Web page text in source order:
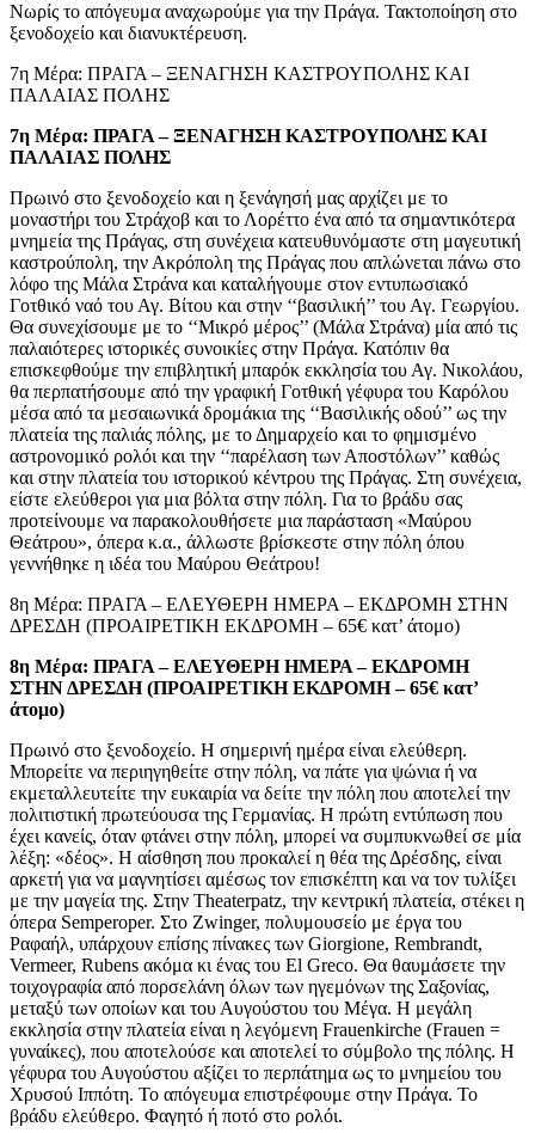
Νωρίς το απόγευμα αναχωρούμε για την Πράγα. Τακτοποίηση στο
ξενοδοχείο και διανυκτέρευση.
7η Μέρα: ΠΡΑΓΑ – ΞΕΝΑΓΗΣΗ ΚΑΣΤΡΟΥΠΟΛΗΣ ΚΑΙ
ΠΑΛΑΙΑΣ ΠΟΛΗΣ
7η Μέρα: ΠΡΑΓΑ – ΞΕΝΑΓΗΣΗ ΚΑΣΤΡΟΥΠΟΛΗΣ ΚΑΙ
ΠΑΛΑΙΑΣ ΠΟΛΗΣ
Πρωινό στο ξενοδοχείο και η ξενάγησή μας αρχίζει με το
μοναστήρι του Στράχοβ και το Λορέττο ένα από τα σημαντικότερα
μνημεία της Πράγας, στη συνέχεια κατευθυνόμαστε στη μαγευτική
καστρούπολη, την Ακρόπολη της Πράγας που απλώνεται πάνω στο
λόφο της Μάλα Στράνα και καταλήγουμε στον εντυπωσιακό
Γοτθικό ναό του Αγ. Βίτου και στην ‘‘βασιλική’’ του Αγ. Γεωργίου.
Θα συνεχίσουμε με το ‘‘Μικρό μέρος’’ (Μάλα Στράνα) μία από τις
παλαιότερες ιστορικές συνοικίες στην Πράγα. Κατόπιν θα
επισκεφθούμε την επιβλητική μπαρόκ εκκλησία του Αγ. Νικολάου,
θα περπατήσουμε από την γραφική Γοτθική γέφυρα του Καρόλου
μέσα από τα μεσαιωνικά δρομάκια της ‘‘Βασιλικής οδού’’ ως την
πλατεία της παλιάς πόλης, με το Δημαρχείο και το φημισμένο
αστρονομικό ρολόι και την ‘‘παρέλαση των Αποστόλων’’ καθώς
και στην πλατεία του ιστορικού κέντρου της Πράγας. Στη συνέχεια,
είστε ελεύθεροι για μια βόλτα στην πόλη. Για το βράδυ σας
προτείνουμε να παρακολουθήσετε μια παράσταση «Μαύρου
Θεάτρου», όπερα κ.α., άλλωστε βρίσκεστε στην πόλη όπου
γεννήθηκε η ιδέα του Μαύρου Θεάτρου!
8η Μέρα: ΠΡΑΓΑ – ΕΛΕΥΘΕΡΗ ΗΜΕΡΑ – ΕΚΔΡΟΜΗ ΣΤΗΝ
ΔΡΕΣΔΗ (ΠΡΟΑΙΡΕΤΙΚΗ ΕΚΔΡΟΜΗ – 65€ κατ’ άτομο)
8η Μέρα: ΠΡΑΓΑ – ΕΛΕΥΘΕΡΗ ΗΜΕΡΑ – ΕΚΔΡΟΜΗ
ΣΤΗΝ ΔΡΕΣΔΗ (ΠΡΟΑΙΡΕΤΙΚΗ ΕΚΔΡΟΜΗ – 65€ κατ’
άτομο)
Πρωινό στο ξενοδοχείο. Η σημερινή ημέρα είναι ελεύθερη.
Μπορείτε να περιηγηθείτε στην πόλη, να πάτε για ψώνια ή να
εκμεταλλευτείτε την ευκαιρία να δείτε την πόλη που αποτελεί την
πολιτιστική πρωτεύουσα της Γερμανίας. Η πρώτη εντύπωση που
έχει κανείς, όταν φτάνει στην πόλη, μπορεί να συμπυκνωθεί σε μία
λέξη: «δέος». Η αίσθηση που προκαλεί η θέα της Δρέσδης, είναι
αρκετή για να μαγνητίσει αμέσως τον επισκέπτη και να τον τυλίξει
με την μαγεία της. Στην Theaterpatz, την κεντρική πλατεία, στέκει η
όπερα Semperoper. Στο Zwinger, πολυμουσείο με έργα του
Ραφαήλ, υπάρχουν επίσης πίνακες των Giorgione, Rembrandt,
Vermeer, Rubens ακόμα κι ένας του El Greco. Θα θαυμάσετε την
τοιχογραφία από πορσελάνη όλων των ηγεμόνων της Σαξονίας,
μεταξύ των οποίων και του Αυγούστου του Μέγα. Η μεγάλη
εκκλησία στην πλατεία είναι η λεγόμενη Frauenkirche (Frauen =
γυναίκες), που αποτελούσε και αποτελεί το σύμβολο της πόλης. Η
γέφυρα του Αυγούστου αξίζει το περπάτημα ως το μνημείου του
Χρυσού Ιππότη. Το απόγευμα επιστρέφουμε στην Πράγα. Το
βράδυ ελεύθερο. Φαγητό ή ποτό στο ρολόι.